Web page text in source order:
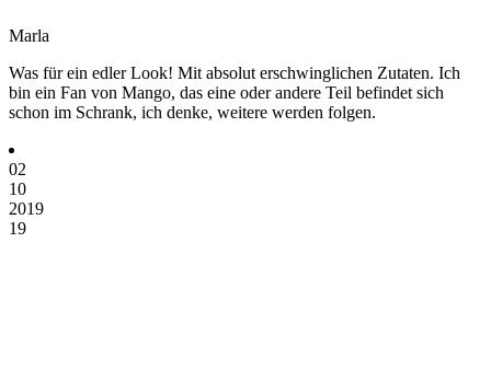
Marla
Was für ein edler Look! Mit absolut erschwinglichen Zutaten. Ich
bin ein Fan von Mango, das eine oder andere Teil befindet sich
schon im Schrank, ich denke, weitere werden folgen.
02
10
2019
19